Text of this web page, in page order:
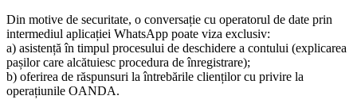
Din motive de securitate, o conversație cu operatorul de date prin
intermediul aplicației WhatsApp poate viza exclusiv:
a) asistență în timpul procesului de deschidere a contului (explicarea
pașilor care alcătuiesc procedura de înregistrare);
b) oferirea de răspunsuri la întrebările clienților cu privire la
operațiunile OANDA.